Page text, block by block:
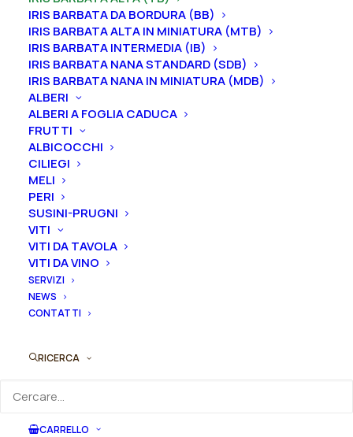
IRIS BARBATA DA BORDURA (BB)
IRIS BARBATA ALTA IN MINIATURA (MTB)
IRIS BARBATA INTERMEDIA (IB)
IRIS BARBATA NANA STANDARD (SDB)
IRIS BARBATA NANA IN MINIATURA (MDB)
ALBERI
ALBERI A FOGLIA CADUCA
FRUTTI
ALBICOCCHI
CILIEGI
MELI
PERI
SUSINI-PRUGNI
VITI
VITI DA TAVOLA
VITI DA VINO
SERVIZI
NEWS
CONTATTI
RICERCA
CARRELLO
arancio nella gola e al centro, estremità bianca,
profumo leggermente dolce.Altezza 105 cm. Fioritura
intermedia.
Le piante di
periodomentre irizomidiIris
nel periodo che va
Formato
Iris
germanica
"Cielo
Alto"Ordina subito questo prodotto!
quantità